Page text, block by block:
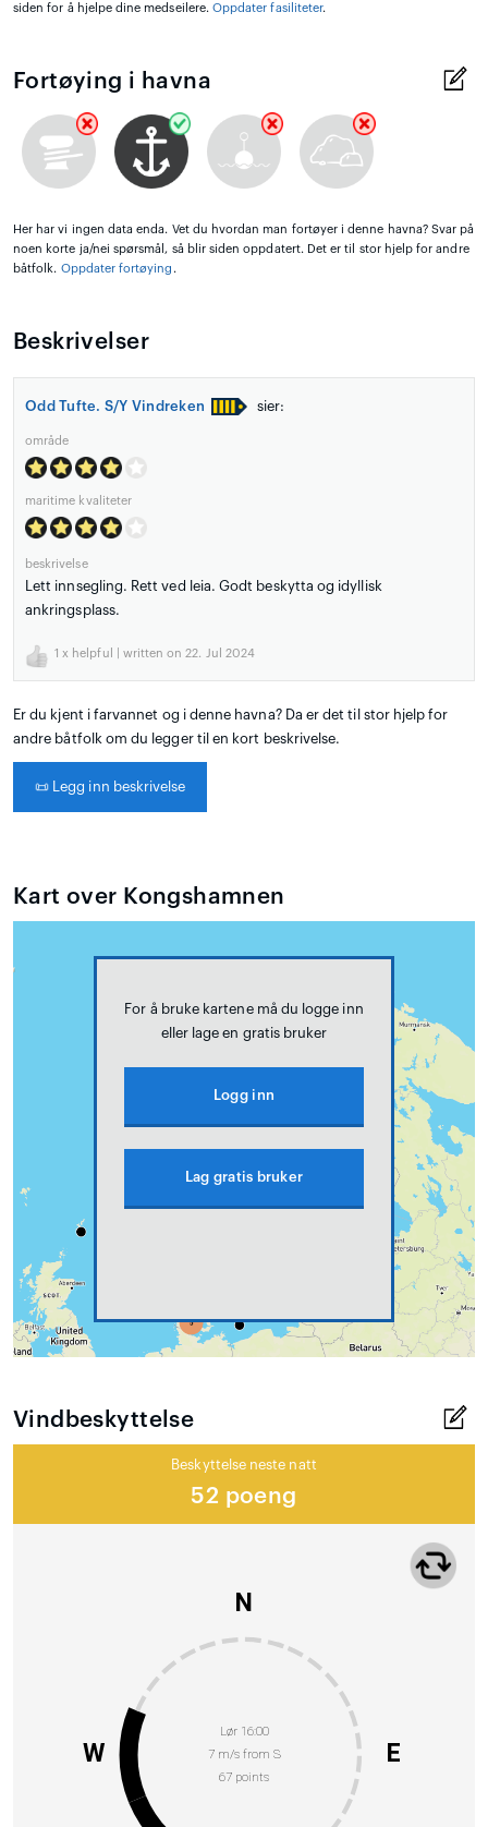
siden for å hjelpe dine medseilere. Oppdater fasiliteter.
Fortøying i havna
Her har vi ingen data enda. Vet du hvordan man fortøyer i denne havna? Svar på
noen korte ja/nei spørsmål, så blir siden oppdatert. Det er til stor hjelp for andre
båtfolk. Oppdater fortøying .
Beskrivelser
Odd Tufte. S/Y Vindreken sier:
område
maritime kvaliteter
beskrivelse
Lett innsegling. Rett ved leia. Godt beskytta og idyllisk
ankringsplass.
1 x helpful | written on 22. Jul 2024
Er du kjent i farvannet og i denne havna? Da er det til stor hjelp for
andre båtfolk om du legger til en kort beskrivelse.
📜 Legg inn beskrivelse
Kart over Kongshamnen
For å bruke kartene må du logge inn
eller lage en gratis bruker
Logg inn
Lag gratis bruker
Vindbeskyttelse
Beskyttelse neste natt
52 poeng
Lør 16:00
7 m/s from S
67 points
N
E
W